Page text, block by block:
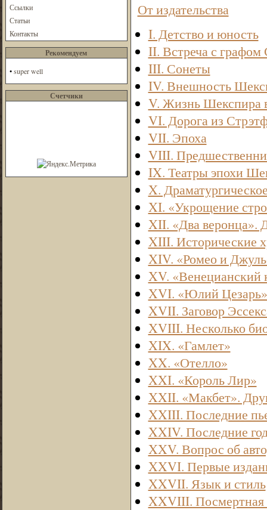
Ссылки
Статьи
Контакты
Рекомендуем
•super well
Счетчики
От издательства
I. Детство и юность
II. Встреча с
III. Сонеты
IV. Внешность
V. Жизнь Шекспира
VI. Дорога из
VII. Эпоха
VIII.
IX. Театры эпохи
X.
XI. «Укрощение
XII. «Два веронца».
XIII. Исторические
XIV. «Ромео и
XV. «Венецианский
XVI. «Юлий Цезарь»
XVII. Заговор
XVIII. Несколько
XIX. «Гамлет»
XX. «Отелло»
XXI. «Король Лир»
XXII. «Макбет».
XXIII. Последние
XXIV. Последние
XXV. Вопрос об
XXVI. Первые
XXVII. Язык и стиль
XXVIII. Посмертная